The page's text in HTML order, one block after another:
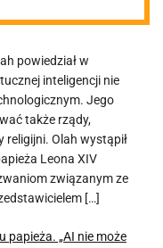
do
powiedział w
inteligencji nie
Jego
także rządy,
religijni. Olah wystąpił
Leona XIV
związanym ze
[…]
papieża. „AI nie może